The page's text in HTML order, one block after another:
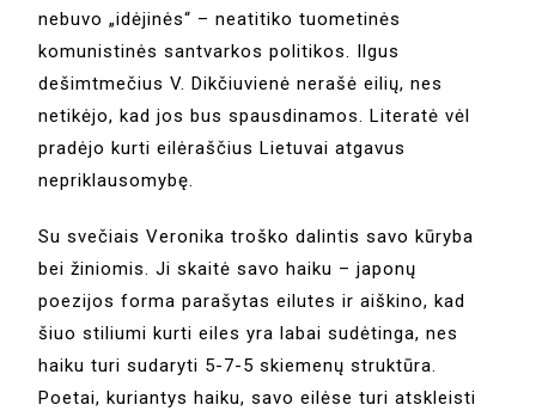
nebuvo „idėjinės“ – neatitiko tuometinės
komunistinės santvarkos politikos. Ilgus
dešimtmečius V. Dikčiuvienė nerašė eilių, nes
netikėjo, kad jos bus spausdinamos. Literatė vėl
pradėjo kurti eilėraščius Lietuvai atgavus
nepriklausomybę.
Su svečiais Veronika troško dalintis savo kūryba
bei žiniomis. Ji skaitė savo haiku – japonų
poezijos forma parašytas eilutes ir aiškino, kad
šiuo stiliumi kurti eiles yra labai sudėtinga, nes
haiku turi sudaryti 5-7-5 skiemenų struktūra.
Poetai, kuriantys haiku, savo eilėse turi atskleisti